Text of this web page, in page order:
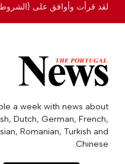
لقد قرأت وأوافق على {الشروط
a week with news about
Dutch, German, French,
Romanian, Turkish and
Chinese.